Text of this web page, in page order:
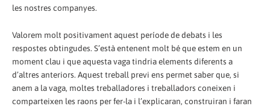
les nostres companyes.
Valorem molt positivament aquest període de debats i les
respostes obtingudes. S’està entenent molt bé que estem en un
moment clau i que aquesta vaga tindria elements diferents a
d’altres anteriors. Aquest treball previ ens permet saber que, si
anem a la vaga, moltes treballadores i treballadors coneixen i
comparteixen les raons per fer-la i l’explicaran, construiran i faran